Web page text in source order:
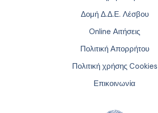
Δομή Δ.Δ.Ε. Λέσβου
Online Αιτήσεις
Πολιτική Απορρήτου
Πολιτική χρήσης Cookies
Επικοινωνία